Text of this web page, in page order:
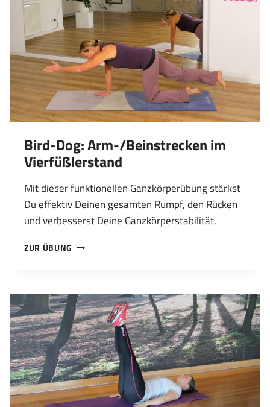
Bird-Dog: Arm-/Beinstrecken im
Vierfüßlerstand
Mit dieser funktionellen Ganzkörperübung stärkst
Du effektiv Deinen gesamten Rumpf, den Rücken
und verbesserst Deine Ganzkörperstabilität.
ZUR ÜBUNG BIRD-
VIERFÜSSLERSTAND